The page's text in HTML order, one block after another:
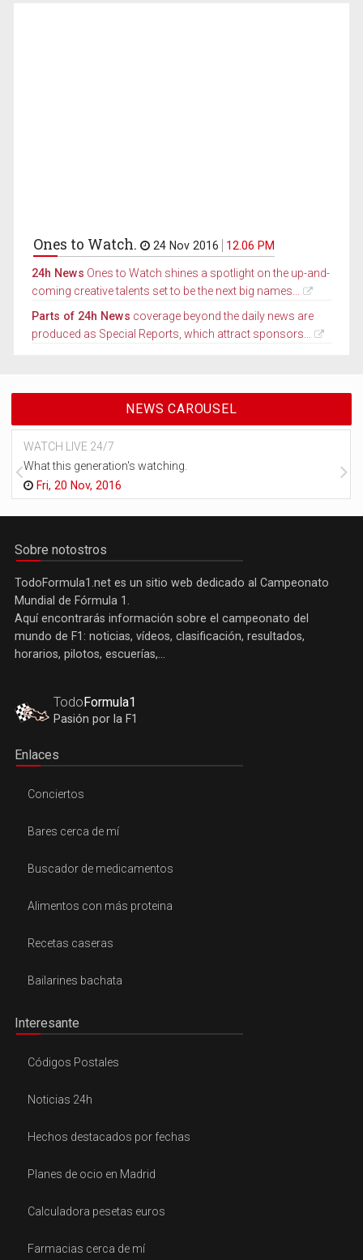
Ones to Watch. 24 Nov 2016 12.06 PM
24h News Ones to Watch shines a spotlight on the up-and-
coming creative talents set to be the next big names...
Parts of 24h News coverage beyond the daily news are
produced as Special Reports, which attract sponsors...
NEWS CAROUSEL
WATCH LIVE 24/7
What this generation's watching.
Fri, 20 Nov, 2016
Sobre notostros
TodoFormula1.net es un sitio web dedicado al Campeonato
Mundial de Fórmula 1.
Aquí encontrarás información sobre el campeonato del
mundo de F1: noticias, vídeos, clasificación, resultados,
horarios, pilotos, escuerías,...
TodoFormula1
Pasión por la F1
Enlaces
Conciertos
Bares cerca de mí
Buscador de medicamentos
Alimentos con más proteina
Recetas caseras
Bailarines bachata
Interesante
Códigos Postales
Noticias 24h
Hechos destacados por fechas
Planes de ocio en Madrid
Calculadora pesetas euros
Farmacias cerca de mí